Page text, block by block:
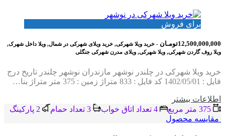
برای فروش
12,500,000,000تومـان
- خرید ویلا شهرکی, خرید ویلای شهرکی در شمال, ویلا داخل شهرک,
ویلا روف گاردن شهرکی, ویلا شهرکی, ویلای مدرن شهرکی جنگلی
خرید ویلا شهرکی در چلندر نوشهر مازندران نوشهر چلندر تاریخ درج
فایل : 1402/05/01 کد فایل : 833 متراژ زمین : 375 متر متراژ بنا…
اطلاعات بيشتر
مقایسه محصول